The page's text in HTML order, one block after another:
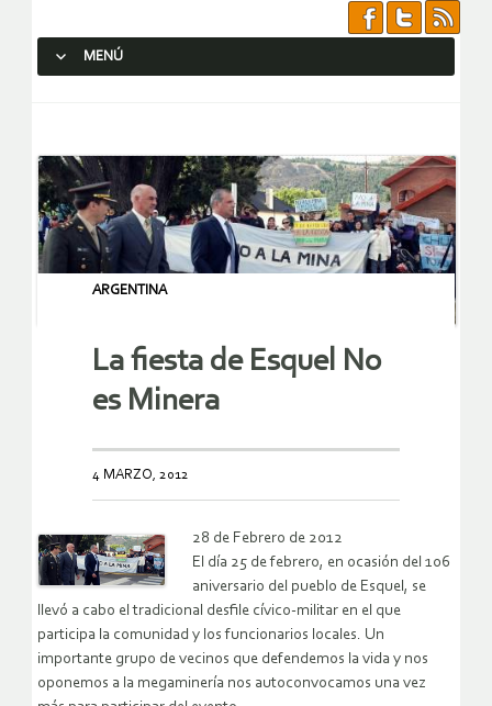
MENÚ
ARGENTINA
La fiesta de Esquel No
es Minera
4 MARZO, 2012
28 de Febrero de 2012
El día 25 de febrero, en ocasión del 106
aniversario del pueblo de Esquel, se
llevó a cabo el tradicional desfile cívico-militar en el que
participa la comunidad y los funcionarios locales. Un
importante grupo de vecinos que defendemos la vida y nos
oponemos a la megaminería nos autoconvocamos una vez